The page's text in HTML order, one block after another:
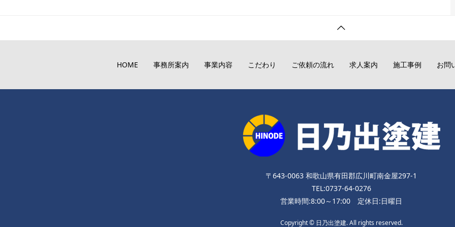
HOME 事務所案内 事業内容 こだわり ご依頼の流れ 求人案内 施工事例 お問
〒643-0063 和歌山県有田郡広川町南金屋297-1
TEL:0737-64-0276
営業時間:8:00～17:00 定休日:日曜日
Copyright © 日乃出塗建. All rights reserved.